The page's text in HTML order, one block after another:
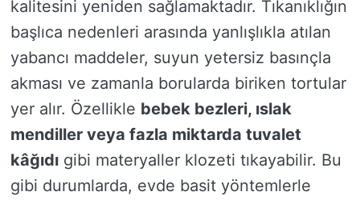
kalitesini yeniden sağlamaktadır. Tıkanıklığın
başlıca nedenleri arasında yanlışlıkla atılan
yabancı maddeler, suyun yetersiz basınçla
akması ve zamanla borularda biriken tortular
yer alır. Özellikle bebek bezleri, ıslak
mendiller veya fazla miktarda tuvalet
kâğıdı gibi materyaller klozeti tıkayabilir. Bu
gibi durumlarda, evde basit yöntemlerle